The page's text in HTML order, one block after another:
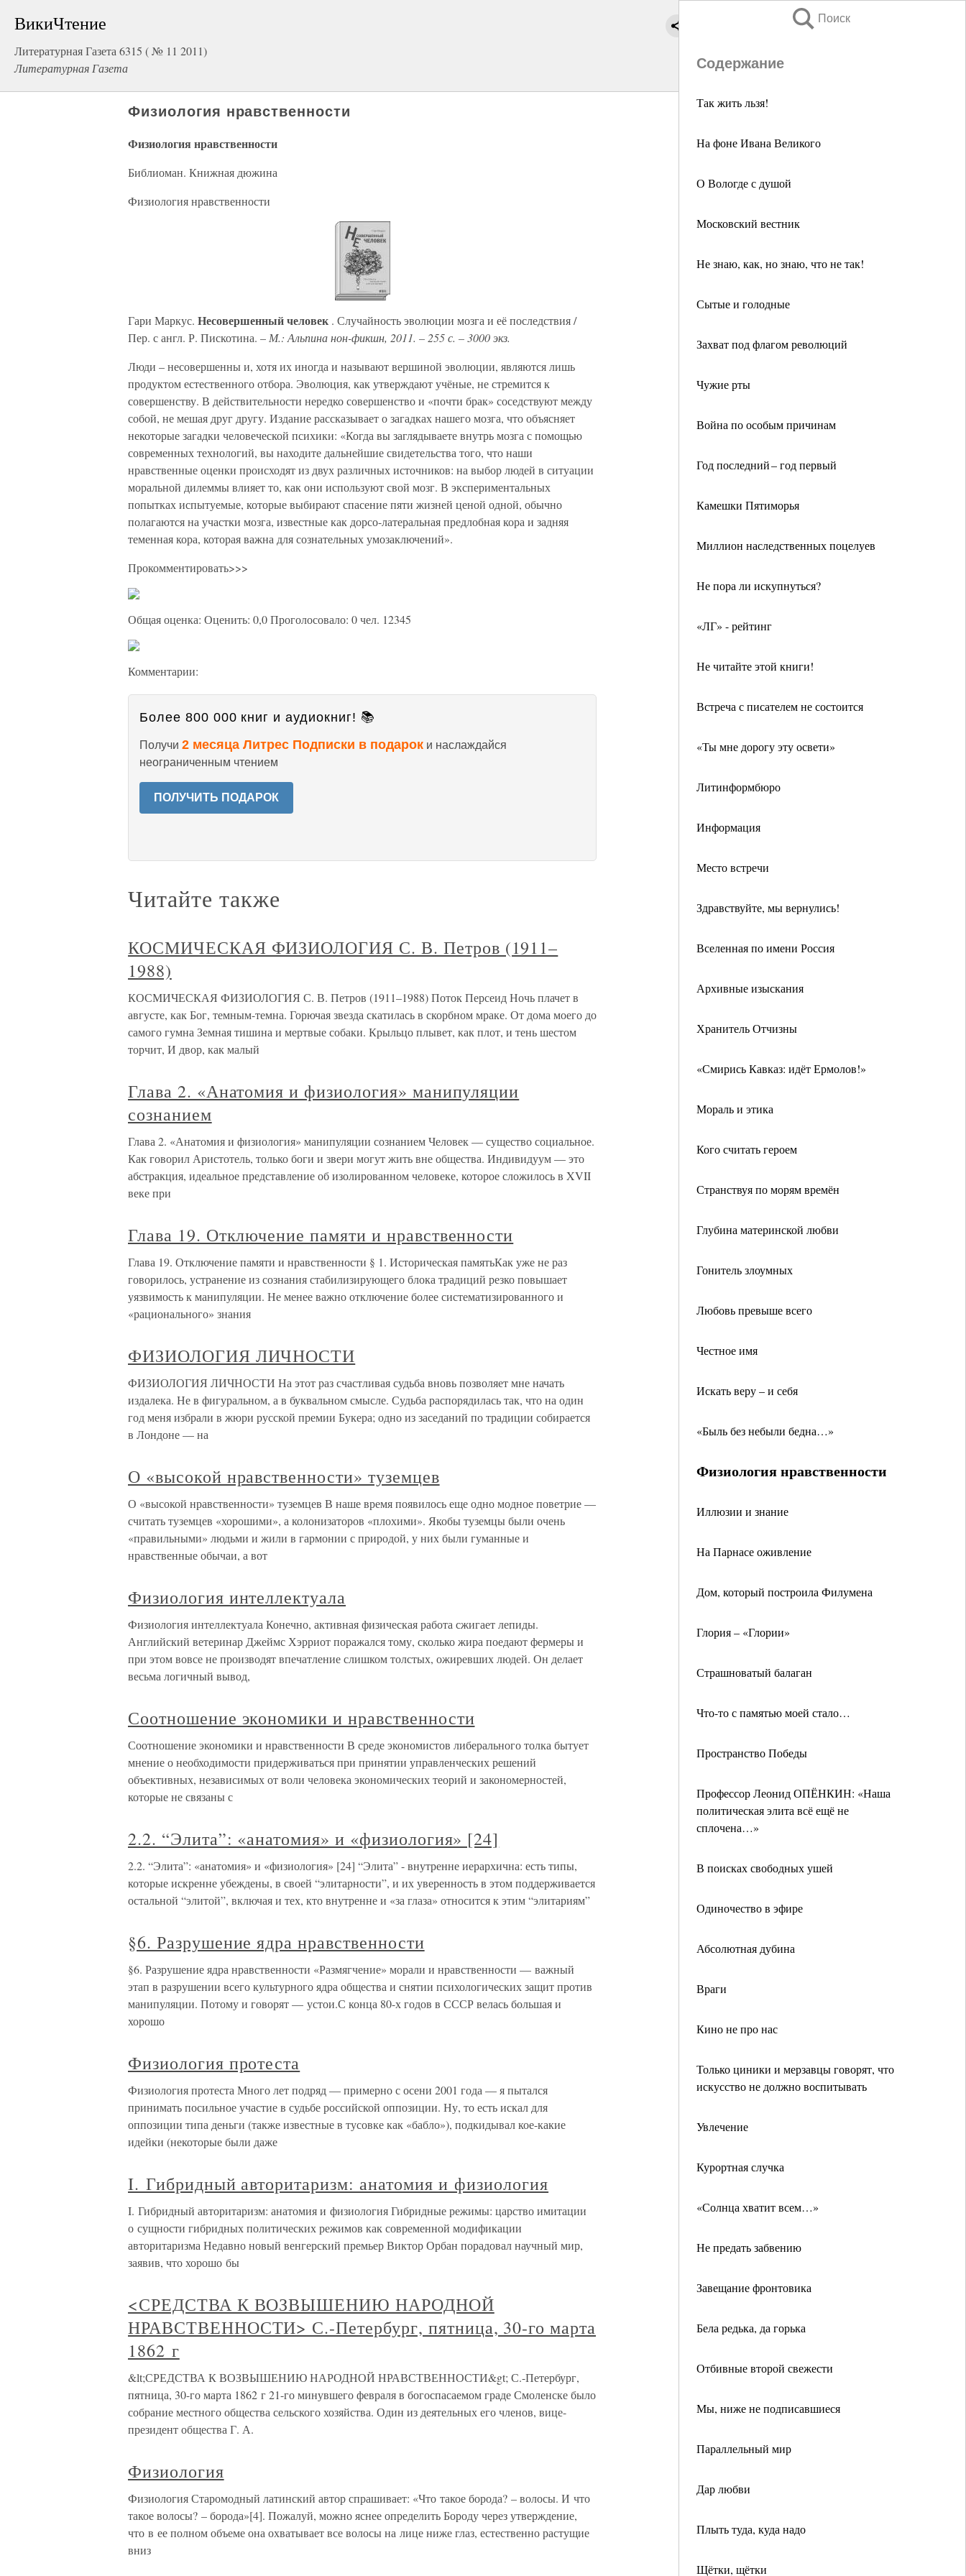
ВикиЧтение
Литературная Газета 6315 ( № 11 2011)
Литературная Газета
Поиск
Содержание
Так жить льзя!
На фоне Ивана Великого
О Вологде с душой
Московский вестник
Не знаю, как, но знаю, что не так!
Сытые и голодные
Захват под флагом революций
Чужие рты
Война по особым причинам
Год последний – год первый
Камешки Пятиморья
Миллион наследственных поцелуев
Не пора ли искупнуться?
«ЛГ» - рейтинг
Не читайте этой книги!
Встреча с писателем не состоится
«Ты мне дорогу эту освети»
Литинформбюро
Информация
Место встречи
Здравствуйте, мы вернулись!
Вселенная по имени Россия
Архивные изыскания
Хранитель Отчизны
«Смирись Кавказ: идёт Ермолов!»
Мораль и этика
Кого считать героем
Странствуя по морям времён
Глубина материнской любви
Гонитель злоумных
Любовь превыше всего
Честное имя
Искать веру – и себя
«Быль без небыли бедна…»
Физиология нравственности
Иллюзии и знание
На Парнасе оживление
Дом, который построила Филумена
Глория – «Глории»
Страшноватый балаган
Что-то с памятью моей стало…
Пространство Победы
Профессор Леонид ОПЁНКИН: «Наша
политическая элита всё ещё не
сплочена…»
В поисках свободных ушей
Одиночество в эфире
Абсолютная дубина
Враги
Кино не про нас
Только циники и мерзавцы говорят, что
искусство не должно воспитывать
Увлечение
Курортная случка
«Солнца хватит всем…»
Не предать забвению
Завещание фронтовика
Бела редька, да горька
Отбивные второй свежести
Мы, ниже не подписавшиеся
Параллельный мир
Дар любви
Плыть туда, куда надо
Щётки, щётки
Физиология нравственности
Физиология нравственности
Библиоман. Книжная дюжина
Физиология нравственности
Гари Маркус. Несовершенный человек . Случайность эволюции мозга и её последствия /
Пер. с англ. Р. Пискотина. – М.: Альпина нон-фикшн, 2011. – 255 с. – 3000 экз.
Люди – несовершенны и, хотя их иногда и называют вершиной эволюции, являются лишь
продуктом естественного отбора. Эволюция, как утверждают учёные, не стремится к
совершенству. В действительности нередко совершенство и «почти брак» соседствуют между
собой, не мешая друг другу. Издание рассказывает о загадках нашего мозга, что объясняет
некоторые загадки человеческой психики: «Когда вы заглядываете внутрь мозга с помощью
современных технологий, вы находите дальнейшие свидетельства того, что наши
нравственные оценки происходят из двух различных источников: на выбор людей в ситуации
моральной дилеммы влияет то, как они используют свой мозг. В экспериментальных
попытках испытуемые, которые выбирают спасение пяти жизней ценой одной, обычно
полагаются на участки мозга, известные как дорсо-латеральная предлобная кора и задняя
теменная кора, которая важна для сознательных умозаключений».
Прокомментировать>>>
Общая оценка: Оценить: 0,0 Проголосовало: 0 чел. 12345
Комментарии:
Более 800 000 книг и аудиокниг! 📚
Получи 2 месяца Литрес Подписки в подарок и наслаждайся
неограниченным чтением
ПОЛУЧИТЬ ПОДАРОК
Читайте также
КОСМИЧЕСКАЯ ФИЗИОЛОГИЯ С. В. Петров (1911–
1988)
КОСМИЧЕСКАЯ ФИЗИОЛОГИЯ С. В. Петров (1911–1988) Поток Персеид Ночь плачет в
августе, как Бог, темным-темна. Горючая звезда скатилась в скорбном мраке. От дома моего до
самого гумна Земная тишина и мертвые собаки. Крыльцо плывет, как плот, и тень шестом
торчит, И двор, как малый
Глава 2. «Анатомия и физиология» манипуляции
сознанием
Глава 2. «Анатомия и физиология» манипуляции сознанием Человек — существо социальное.
Как говорил Аристотель, только боги и звери могут жить вне общества. Индивидуум — это
абстракция, идеальное представление об изолированном человеке, которое сложилось в XVII
веке при
Глава 19. Отключение памяти и нравственности
Глава 19. Отключение памяти и нравственности § 1. Историческая памятьКак уже не раз
говорилось, устранение из сознания стабилизирующего блока традиций резко повышает
уязвимость к манипуляции. Не менее важно отключение более систематизированного и
«рационального» знания
ФИЗИОЛОГИЯ ЛИЧНОСТИ
ФИЗИОЛОГИЯ ЛИЧНОСТИ На этот раз счастливая судьба вновь позволяет мне начать
издалека. Не в фигуральном, а в буквальном смысле. Судьба распорядилась так, что на один
год меня избрали в жюри русской премии Букера; одно из заседаний по традиции собирается
в Лондоне — на
О «высокой нравственности» туземцев
О «высокой нравственности» туземцев В наше время появилось еще одно модное поветрие —
считать туземцев «хорошими», а колонизаторов «плохими». Якобы туземцы были очень
«правильными» людьми и жили в гармонии с природой, у них были гуманные и
нравственные обычаи, а вот
Физиология интеллектуала
Физиология интеллектуала Конечно, активная физическая работа сжигает лепиды.
Английский ветеринар Джеймс Хэрриот поражался тому, сколько жира поедают фермеры и
при этом вовсе не производят впечатление слишком толстых, ожиревших людей. Он делает
весьма логичный вывод,
Соотношение экономики и нравственности
Соотношение экономики и нравственности В среде экономистов либерального толка бытует
мнение о необходимости придерживаться при принятии управленческих решений
объективных, независимых от воли человека экономических теорий и закономерностей,
которые не связаны с
2.2. “Элита”: «анатомия» и «физиология» [24]
2.2. “Элита”: «анатомия» и «физиология» [24] “Элита” - внутренне иерархична: есть типы,
которые искренне убеждены, в своей “элитарности”, и их уверенность в этом поддерживается
остальной “элитой”, включая и тех, кто внутренне и «за глаза» относится к этим “элитариям”
§6. Разрушение ядра нравственности
§6. Разрушение ядра нравственности «Размягчение» морали и нравственности — важный
этап в разрушении всего культурного ядра общества и снятии психологических защит против
манипуляции. Потому и говорят — устои.С конца 80-х годов в СССР велась большая и
хорошо
Физиология протеста
Физиология протеста Много лет подряд — примерно с осени 2001 года — я пытался
принимать посильное участие в судьбе российской оппозиции. Ну, то есть искал для
оппозиции типа деньги (также известные в тусовке как «бабло»), подкидывал кое-какие
идейки (некоторые были даже
I. Гибридный авторитаризм: анатомия и физиология
I. Гибридный авторитаризм: анатомия и физиология Гибридные режимы: царство имитации
о сущности гибридных политических режимов как современной модификации
авторитаризма Недавно новый венгерский премьер Виктор Орбан порадовал научный мир,
заявив, что хорошо бы
<СРЕДСТВА К ВОЗВЫШЕНИЮ НАРОДНОЙ
НРАВСТВЕННОСТИ> С.-Петербург, пятница, 30-го марта
1862 г
&lt;СРЕДСТВА К ВОЗВЫШЕНИЮ НАРОДНОЙ НРАВСТВЕННОСТИ&gt; С.-Петербург,
пятница, 30-го марта 1862 г 21-го минувшего февраля в богоспасаемом граде Смоленске было
собрание местного общества сельского хозяйства. Один из деятельных его членов, вице-
президент общества Г. А.
Физиология
Физиология Старомодный латинский автор спрашивает: «Что такое борода? – волосы. И что
такое волосы? – борода»[4]. Пожалуй, можно яснее определить Бороду через утверждение,
что в ее полном объеме она охватывает все волосы на лице ниже глаз, естественно растущие
вниз